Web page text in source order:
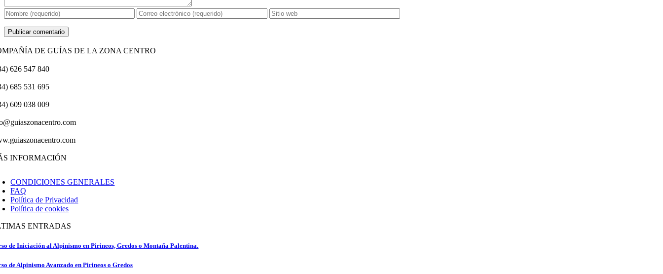
DE GUÍAS DE LA ZONA CENTRO
626 547 840
685 531 695
609 038 009
INFORMACIÓN
CONDICIONES GENERALES
FAQ
Política de Privacidad
Política de cookies
ENTRADAS
de Iniciación al Alpinismo en Pirineos, Gredos o Montaña Palentina.
de Alpinismo Avanzado en Pirineos o Gredos